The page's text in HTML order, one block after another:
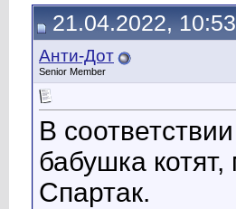
21.04.2022, 10:53
Анти-Дот
Senior Member
В
бабушка
Спартак.